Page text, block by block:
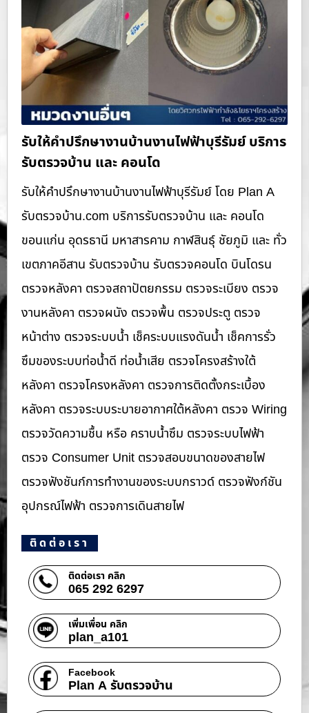
รับให้คำปรึกษางานบ้านงานไฟฟ้าบุรีรัมย์ บริการ
รับตรวจบ้าน และ คอนโด
รับให้คำปรึกษางานบ้านงานไฟฟ้าบุรีรัมย์ โดย Plan A
รับตรวจบ้าน.com บริการรับตรวจบ้าน และ คอนโด
ขอนแก่น อุดรธานี มหาสารคาม กาฬสินธุ์ ชัยภูมิ และ ทั่ว
เขตภาคอีสาน รับตรวจบ้าน รับตรวจคอนโด บินโดรน
ตรวจหลังคา ตรวจสถาปัตยกรรม ตรวจระเบียง ตรวจ
งานหลังคา ตรวจผนัง ตรวจพื้น ตรวจประตู ตรวจ
หน้าต่าง​ ตรวจระบบน้ำ เช็คระบบแรงดันน้ำ เช็คการรั่ว
ซึมของระบบท่อน้ำ​ดี ท่อน้ำ​เสีย ตรวจโครงสร้างใต้
หลังคา ตรวจโครงหลังคา ตรวจการติดตั้งกระเบื้อง
หลังคา ตรวจระบบระบายอากาศใต้หลังคา ตรวจ Wiring
ตรวจวัดความชื้น หรือ คราบน้ำซึม ตรวจระบบไฟฟ้า
ตรวจ Consumer Unit ตรวจสอบขนาดของสายไฟ
ตรวจฟังชันก์การทำงานของระบบกราวด์ ตรวจฟังก์ชัน
อุปกรณ์ไฟฟ้า ตรวจการเดินสายไฟ
ติดต่อเรา
ติดต่อเรา คลิก
065 292 6297
เพิ่มเพื่อน คลิก
plan_a101
Facebook
Plan A รับตรวจบ้าน